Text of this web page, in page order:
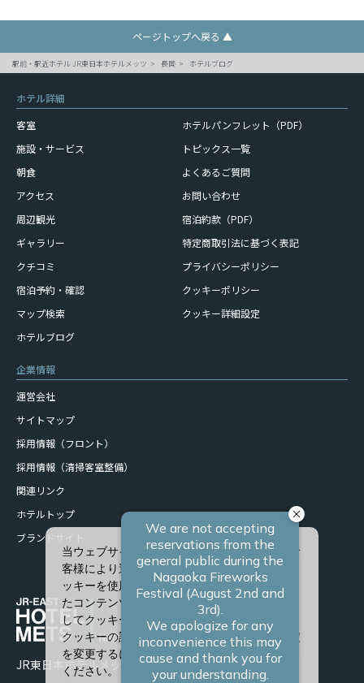
ページトップへ戻る ▲
駅前・駅近ホテル JR東日本ホテルメッツ 長岡 ホテルブログ
ホテル詳細
客室
施設・サービス
朝食
アクセス
周辺観光
ギャラリー
クチコミ
宿泊予約・確認
マップ検索
ホテルブログ
ホテルパンフレット（PDF）
トピックス一覧
よくあるご質問
お問い合わせ
宿泊約款（PDF）
特定商取引法に基づく表記
プライバシーポリシー
クッキーポリシー
クッキー詳細設定
企業情報
運営会社
サイトマップ
採用情報（フロント）
採用情報（清掃客室整備）
関連リンク
ホテルトップ
ブランドサイト
JR東日本ホテルメッツ 長岡
当ウェブサイトでは、サービスの向上、またお
客様により適したサービスを提供するため、ク
ッキーを使用しています。また、お客様に合っ
たコンテンツや広告を表示させることを目的と
してクッキーを使用する場合があります。
クッキーの詳細や、クッキーの種類ごとに設定
を変更するには、「詳細設定」をクリックして
ください。